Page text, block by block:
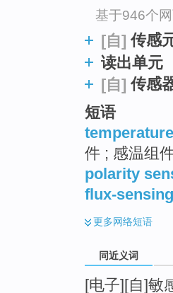
基于946个
[自] 传感
读出单元
[自] 传感
短语
件 ; 感温组
polarity
flux-
更多网络短语
同近义词
[电子][自]敏